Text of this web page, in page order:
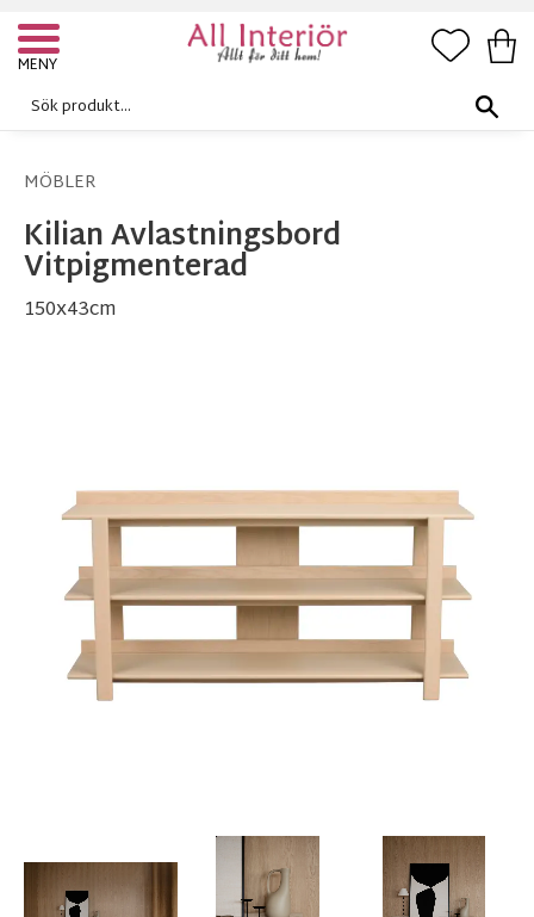
Meny
MÖBLER
Kilian Avlastningsbord
Vitpigmenterad
150x43cm